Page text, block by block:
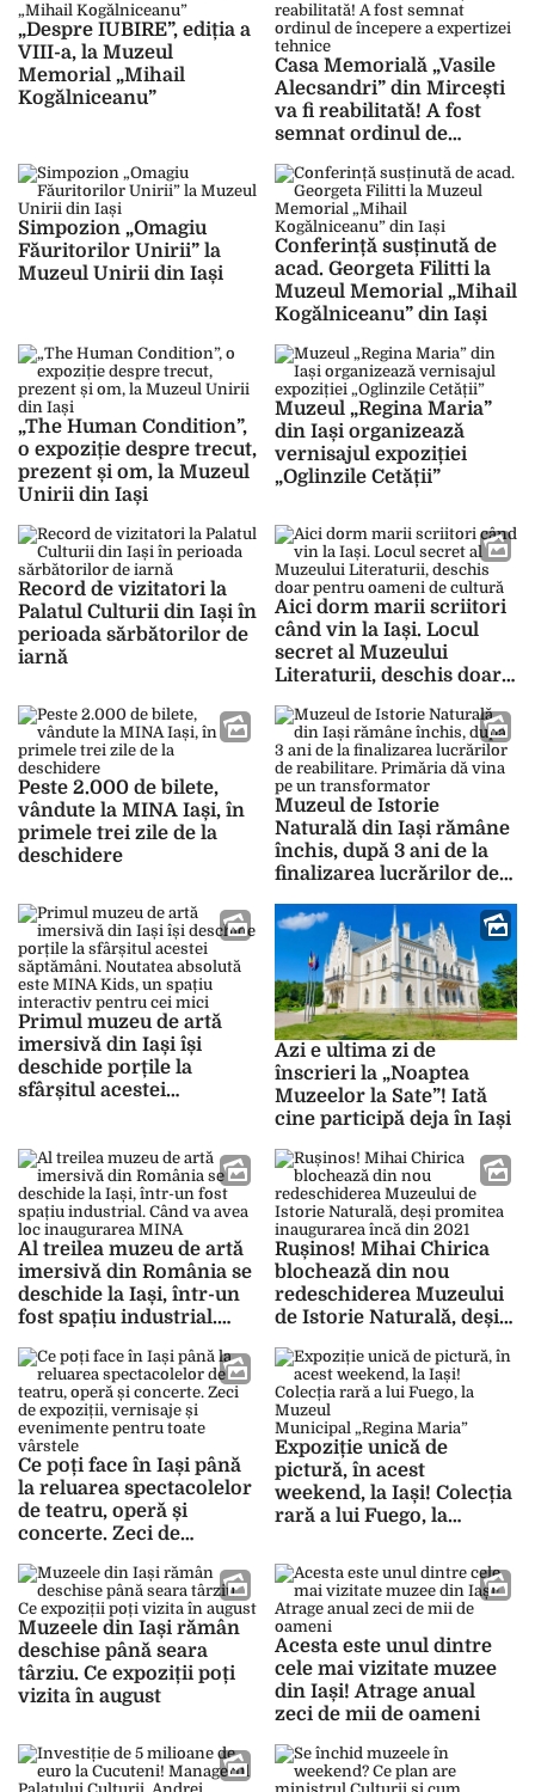
„Despre IUBIRE”, ediția a
VIII-a, la Muzeul
Memorial „Mihail
Kogălniceanu”
Casa Memorială „Vasile
Alecsandri” din Mircești
va fi reabilitată! A fost
semnat ordinul de
tehnice
Simpozion „Omagiu
Făuritorilor Unirii” la
Muzeul Unirii din Iași
Conferință susținută de
acad. Georgeta Filitti la
Muzeul Memorial „Mihail
Kogălniceanu” din Iași
„The Human Condition”,
o expoziție despre trecut,
prezent și om, la Muzeul
Unirii din Iași
Muzeul „Regina Maria”
din Iași organizează
vernisajul expoziției
„Oglinzile Cetății”
Record de vizitatori la
Palatul Culturii din Iași în
perioada sărbătorilor de
iarnă
Aici dorm marii scriitori
când vin la Iași. Locul
secret al Muzeului
Literaturii, deschis doar
Peste 2.000 de bilete,
vândute la MINA Iași, în
primele trei zile de la
deschidere
Muzeul de Istorie
Naturală din Iași rămâne
închis, după 3 ani de la
finalizarea lucrărilor de
vina pe un transformator
Primul muzeu de artă
imersivă din Iași își
deschide porțile la
sfârșitul acestei
un spațiu interactiv
pentru cei mici
Azi e ultima zi de
înscrieri la „Noaptea
Muzeelor la Sate”! Iată
cine participă deja în Iași
Al treilea muzeu de artă
imersivă din România se
deschide la Iași, într-un
fost spațiu industrial.
inaugurarea MINA
Rușinos! Mihai Chirica
blochează din nou
redeschiderea Muzeului
de Istorie Naturală, deși
încă din 2021
Ce poți face în Iași până
la reluarea spectacolelor
de teatru, operă și
concerte. Zeci de
evenimente pentru toate
vârstele
Expoziție unică de
pictură, în acest
weekend, la Iași! Colecția
rară a lui Fuego, la
Municipal „Regina Maria”
Muzeele din Iași rămân
deschise până seara
târziu. Ce expoziții poți
vizita în august
Acesta este unul dintre
cele mai vizitate muzee
din Iași! Atrage anual
zeci de mii de oameni